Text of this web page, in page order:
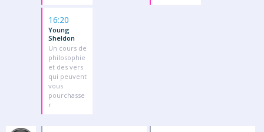
16:20
Young
Sheldon
Un cours de
philosophie
et des vers
qui peuvent
vous
pourchasse
r